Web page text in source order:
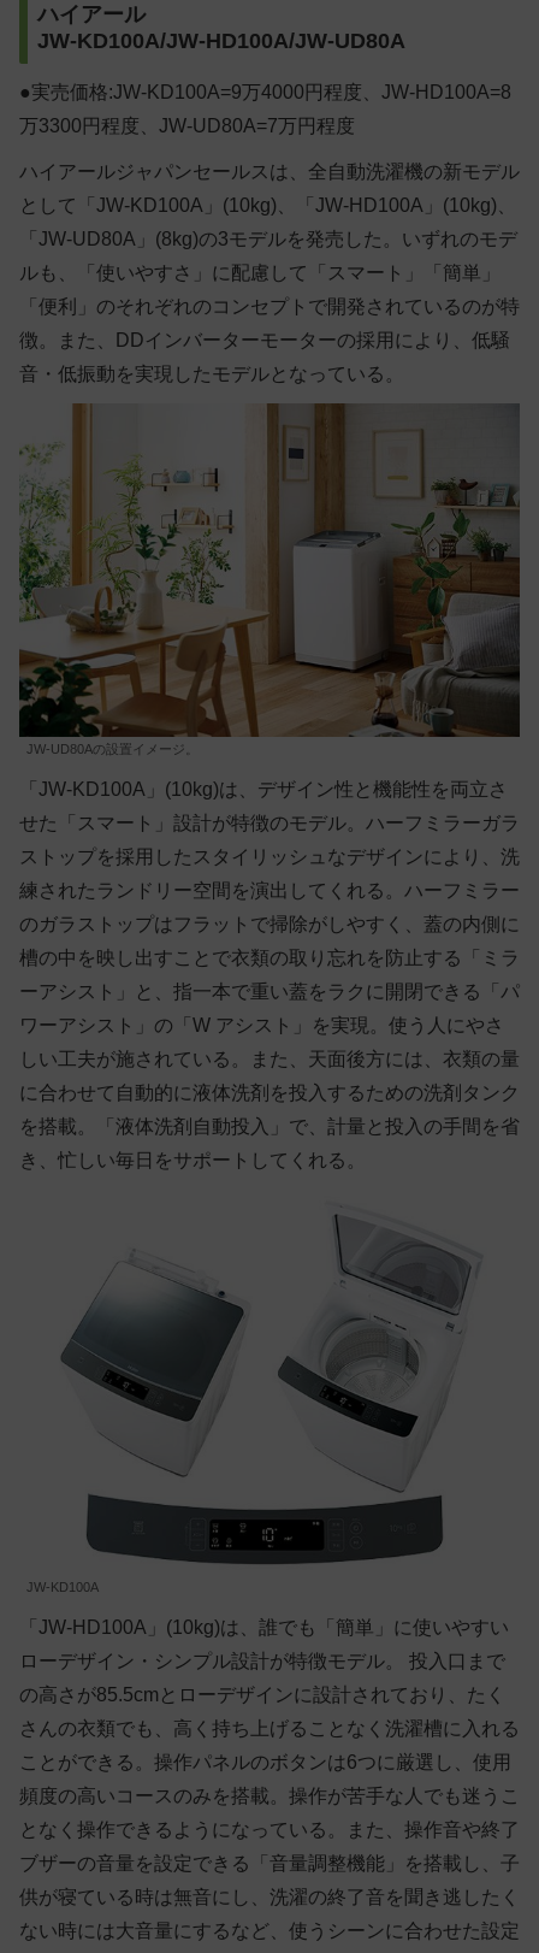
ハイアール
JW-KD100A/JW-HD100A/JW-UD80A
●実売価格:JW-KD100A=9万4000円程度、JW-HD100A=8
万3300円程度、JW-UD80A=7万円程度
ハイアールジャパンセールスは、全自動洗濯機の新モデル
として「JW-KD100A」(10kg)、「JW-HD100A」(10kg)、
「JW-UD80A」(8kg)の3モデルを発売した。いずれのモデ
ルも、「使いやすさ」に配慮して「スマート」「簡単」
「便利」のそれぞれのコンセプトで開発されているのが特
徴。また、DDインバーターモーターの採用により、低騒
音・低振動を実現したモデルとなっている。
JW-UD80Aの設置イメージ。
「JW-KD100A」(10kg)は、デザイン性と機能性を両立さ
せた「スマート」設計が特徴のモデル。ハーフミラーガラ
ストップを採用したスタイリッシュなデザインにより、洗
練されたランドリー空間を演出してくれる。ハーフミラー
のガラストップはフラットで掃除がしやすく、蓋の内側に
槽の中を映し出すことで衣類の取り忘れを防止する「ミラ
ーアシスト」と、指一本で重い蓋をラクに開閉できる「パ
ワーアシスト」の「W アシスト」を実現。使う人にやさ
しい工夫が施されている。また、天面後方には、衣類の量
に合わせて自動的に液体洗剤を投入するための洗剤タンク
を搭載。「液体洗剤自動投入」で、計量と投入の手間を省
き、忙しい毎日をサポートしてくれる。
JW-KD100A
「JW-HD100A」(10kg)は、誰でも「簡単」に使いやすい
ローデザイン・シンプル設計が特徴モデル。 投入口まで
の高さが85.5cmとローデザインに設計されており、たく
さんの衣類でも、高く持ち上げることなく洗濯槽に入れる
ことができる。操作パネルのボタンは6つに厳選し、使用
頻度の高いコースのみを搭載。操作が苦手な人でも迷うこ
となく操作できるようになっている。また、操作音や終了
ブザーの音量を設定できる「音量調整機能」を搭載し、子
供が寝ている時は無音にし、洗濯の終了音を聞き逃したく
ない時には大音量にするなど、使うシーンに合わせた設定